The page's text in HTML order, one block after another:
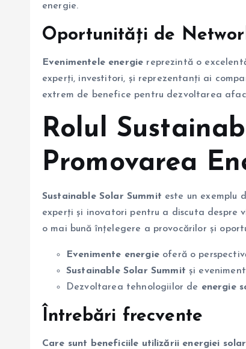
energie.
Oportunități de
Evenimentele energie reprezintă o
experți, investitori, și reprezentanți ai
extrem de benefice pentru dezvoltarea
Rolul
Promovarea
Sustainable Solar Summit este un exemplu
experți și inovatori pentru a discuta despre
o mai bună înțelegere a provocărilor și
Evenimente energieoferă o
Sustainable Solar Summit și
Dezvoltarea tehnologiilor de energie
Întrebări frecvente
Care sunt beneficiile utilizării energiei